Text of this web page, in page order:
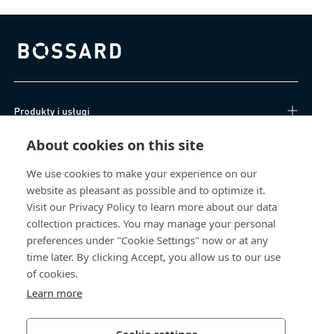
About cookies on this site
We use cookies to make your experience on our
website as pleasant as possible and to optimize it.
Visit our Privacy Policy to learn more about our data
collection practices. You may manage your personal
preferences under "Cookie Settings" now or at any
time later. By clicking Accept, you allow us to our use
of cookies.
Learn more
Bossard homepage
Produkty i usługi
Centrum Wiedzy
Bezpośredni dostęp
Bossard Poland